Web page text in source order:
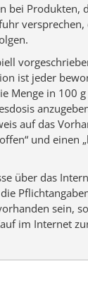
bei Produkten,
ist jeder
Menge in 100
auf das
und einen
über das
sein,
im Internet